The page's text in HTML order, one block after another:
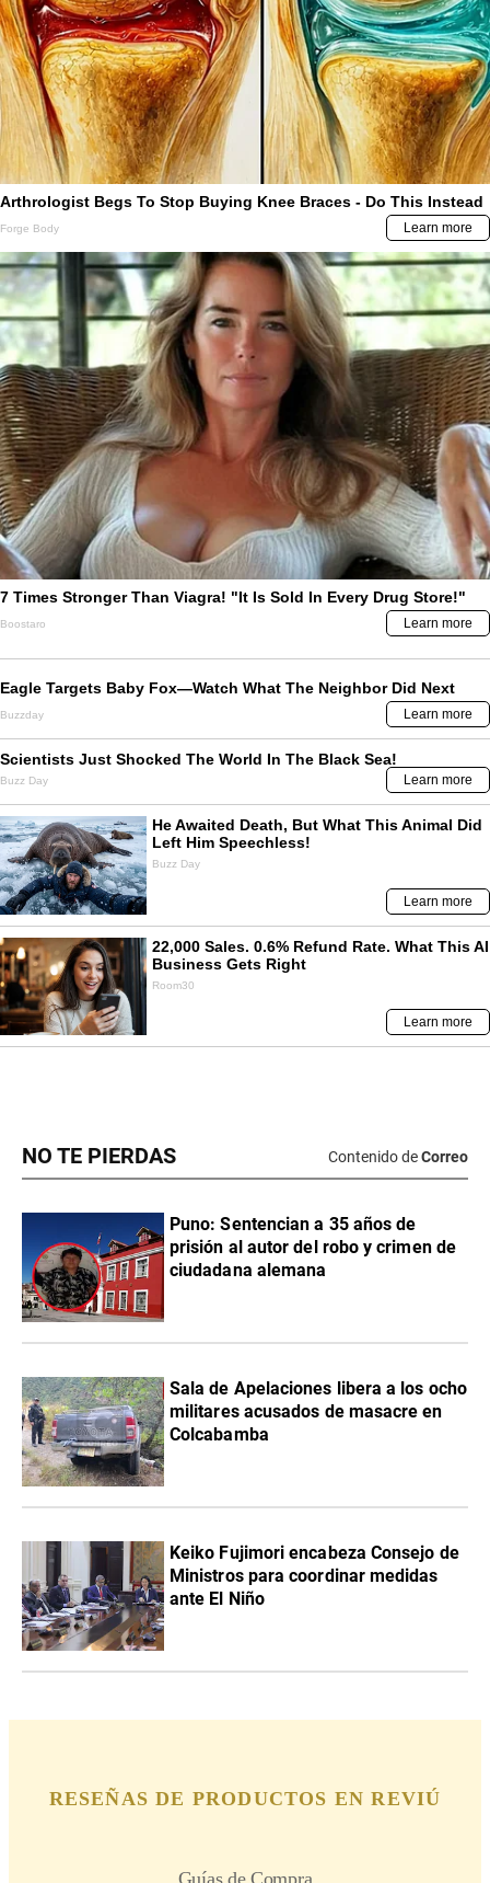
NO TE PIERDAS Contenido deCorreo
Puno: Sentencian a 35 años de
prisión al autor del robo y crimen de
ciudadana alemana
Sala de Apelaciones libera a los ocho
militares acusados de masacre en
Colcabamba
Keiko Fujimori encabeza Consejo de
Ministros para coordinar medidas
ante El Niño